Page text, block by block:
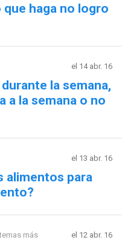
que haga no logro
el 14 abr. 16
la semana,
a la semana o no
el 13 abr. 16
alimentos para
más el 12 abr. 16